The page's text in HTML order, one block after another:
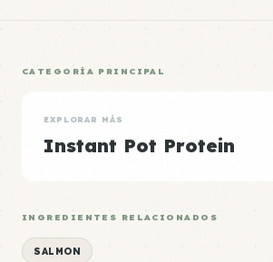
CATEGORÍA PRINCIPAL
EXPLORAR MÁS
Instant Pot Protein
INGREDIENTES RELACIONADOS
SALMON